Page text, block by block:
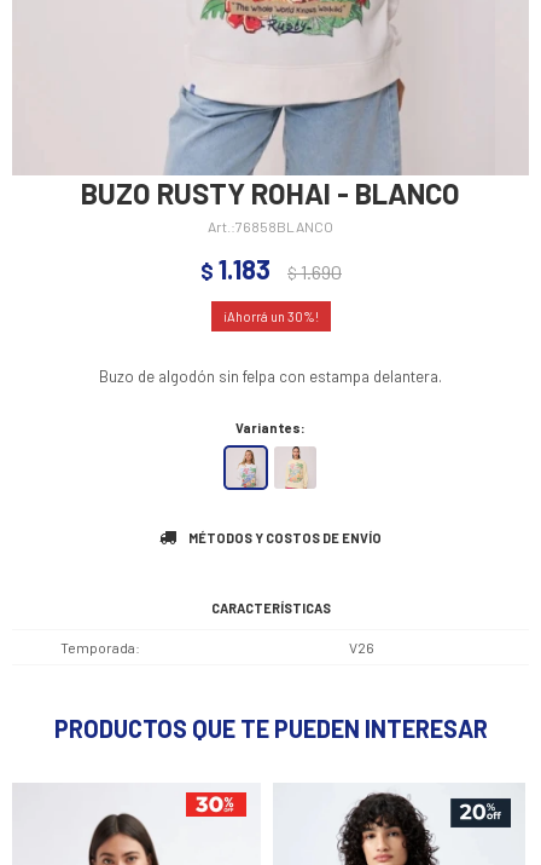
BUZO RUSTY ROHAI - BLANCO
76858BLANCO
$ 1.183 $1.690
30
Buzo de algodón sin felpa con estampa delantera.
Variantes:
MÉTODOS Y COSTOS DE ENVÍO
CARACTERÍSTICAS
Temporada V26
PRODUCTOS QUE TE PUEDEN INTERESAR